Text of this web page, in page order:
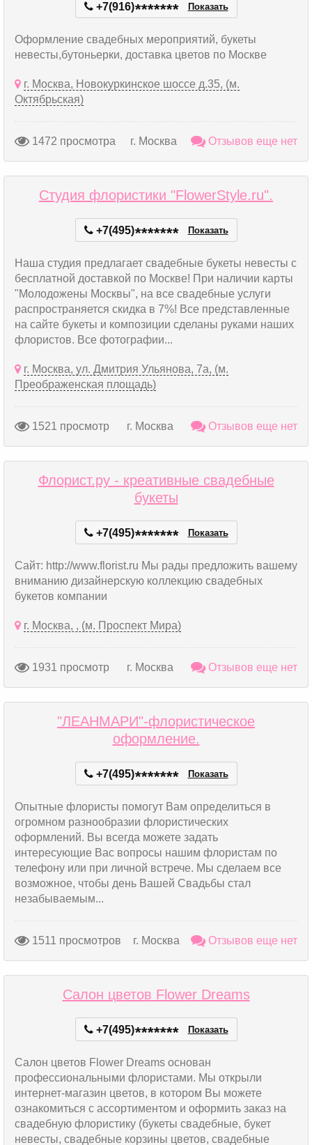
+7(916)******* Показать
Оформление свадебных мероприятий, букеты
невесты,бутоньерки, доставка цветов по Москве
г. Москва, Новокуркинское шоссе д.35, (м.
Октябрьская)
1472 просмотра г. Москва Отзывов еще нет
Студия флористики "FlowerStyle.ru".
+7(495)******* Показать
Наша студия предлагает свадебные букеты невесты с
бесплатной доставкой по Москве! При наличии карты
"Молодожены Москвы", на все свадебные услуги
распространяется скидка в 7%! Все представленные
на сайте букеты и композиции сделаны руками наших
флористов. Все фотографии...
г. Москва, ул. Дмитрия Ульянова, 7а, (м.
Преображенская площадь)
1521 просмотр г. Москва Отзывов еще нет
Флорист.ру - креативные свадебные
букеты
+7(495)******* Показать
Сайт: http://www.florist.ru Мы рады предложить вашему
вниманию дизайнерскую коллекцию свадебных
букетов компании
г. Москва, , (м. Проспект Мира)
1931 просмотр г. Москва Отзывов еще нет
"ЛЕАНМАРИ"-флористическое
оформление.
+7(495)******* Показать
Опытные флористы помогут Вам определиться в
огромном разнообразии флористических
оформлений. Вы всегда можете задать
интересующие Вас вопросы нашим флористам по
телефону или при личной встрече. Мы сделаем все
возможное, чтобы день Вашей Свадьбы стал
незабываемым...
1511 просмотров г. Москва Отзывов еще нет
Салон цветов Flower Dreams
+7(495)******* Показать
Салон цветов Flower Dreams основан
профессиональными флористами. Мы открыли
интернет-магазин цветов, в котором Вы можете
ознакомиться с ассортиментом и оформить заказ на
свадебную флористику (букеты свадебные, букет
невесты, свадебные корзины цветов, свадебные